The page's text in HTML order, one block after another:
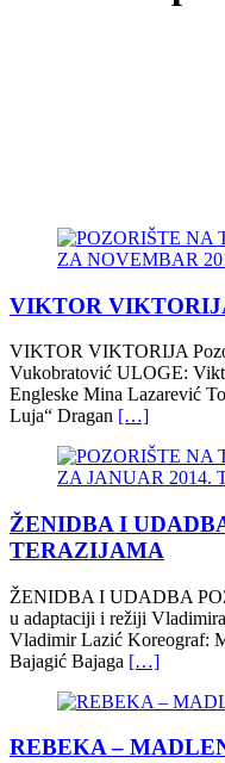
VIKTOR
VIKTOR VIKTORIJA
Vukobratović ULOGE:
Engleske Mina Lazarević
Luja“ Dragan […]
ŽENIDBA I
TERAZIJAMA
ŽENIDBA I UDADBA
u adaptaciji i režiji
Vladimir Lazić Koreograf:
Bajagić Bajaga […]
REBEKA –